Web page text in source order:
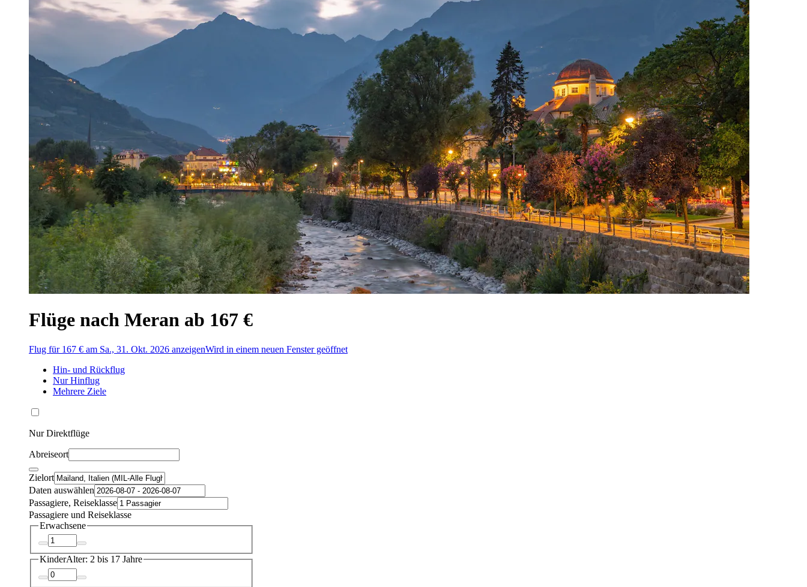
Flüge nach Meran ab 167 €
Flug für 167 € am Sa., 31. Okt. 2026 anzeigenWird in einem neuen Fenster geöffnet
Hin- und Rückflug
Nur Hinflug
Mehrere Ziele
Nur Direktflüge
Abreiseort
Zielort
Daten auswählen
Passagiere, Reiseklasse
Passagiere und Reiseklasse
Erwachsene
KinderAlter: 2 bis 17 Jahre